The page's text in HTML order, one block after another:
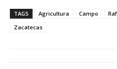
TAGS Agricultura Campo
Zacatecas